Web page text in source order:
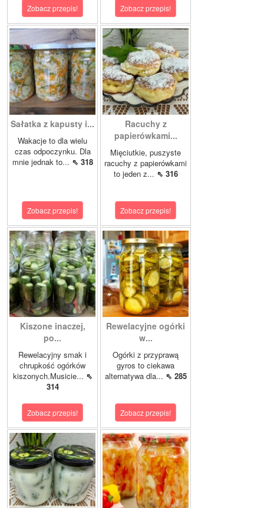
Zobacz przepis! Zobacz przepis!
Sałatka z kapusty i...
Wakacje to dla wielu
czas odpoczynku. Dla
mnie jednak to... ⇖ 318
Zobacz przepis!
Racuchy z
papierówkami...
Mięciutkie, puszyste
racuchy z papierówkami
to jeden z... ⇖ 316
Zobacz przepis!
Kiszone inaczej,
po...
Rewelacyjny smak i
chrupkość ogórków
kiszonych.Musicie... ⇖
314
Zobacz przepis!
Rewelacyjne ogórki
w...
Ogórki z przyprawą
gyros to ciekawa
alternatywa dla... ⇖ 285
Zobacz przepis!